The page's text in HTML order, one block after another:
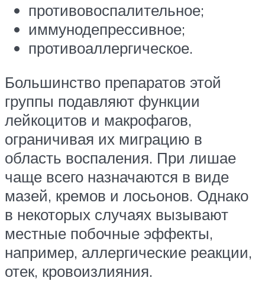
противовоспалительное;
иммунодепрессивное;
противоаллергическое.
Большинство препаратов этой
группы подавляют функции
лейкоцитов и макрофагов,
ограничивая их миграцию в
область воспаления. При лишае
чаще всего назначаются в виде
мазей, кремов и лосьонов. Однако
в некоторых случаях вызывают
местные побочные эффекты,
например, аллергические реакции,
отек, кровоизлияния.